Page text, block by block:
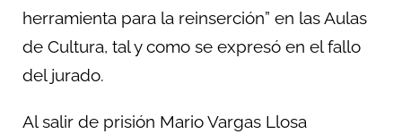
herramienta para la reinserción” en las Aulas
de Cultura, tal y como se expresó en el fallo
del jurado.
Al salir de prisión Mario Vargas Llosa